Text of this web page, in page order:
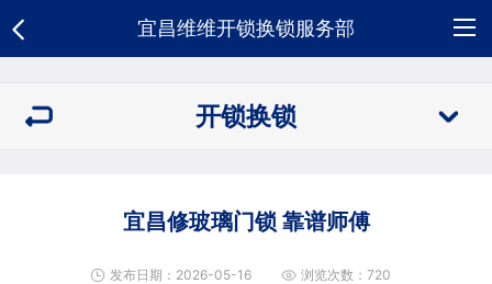
宜昌维维开锁换锁服务部
开锁换锁
宜昌修玻璃门锁 靠谱师傅
发布日期：2026-05-16 浏览次数：720